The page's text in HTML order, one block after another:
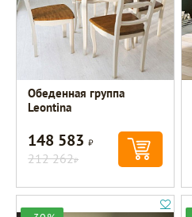
Обеденная группа
Leontina
148 583Р
212 262Р